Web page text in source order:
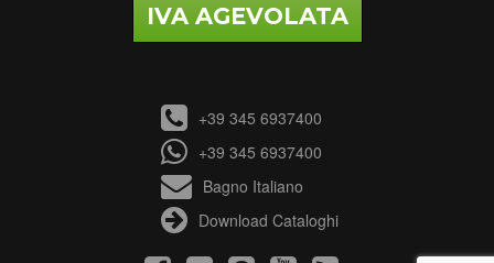
IVA AGEVOLATA
+39 345 6937400
+39 345 6937400
Bagno Italiano
Download Cataloghi